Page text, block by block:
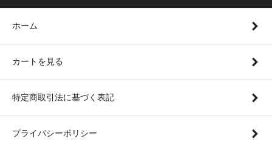
ホーム
カートを見る
特定商取引法に基づく表記
プライバシーポリシー